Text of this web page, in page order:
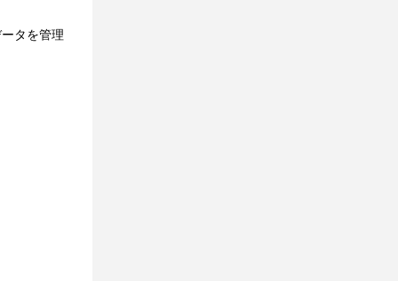
タを管理